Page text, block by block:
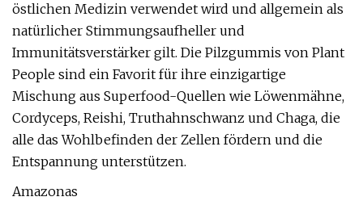
östlichen Medizin verwendet wird und allgemein als
natürlicher Stimmungsaufheller und
Immunitätsverstärker gilt. Die Pilzgummis von Plant
People sind ein Favorit für ihre einzigartige
Mischung aus Superfood-Quellen wie Löwenmähne,
Cordyceps, Reishi, Truthahnschwanz und Chaga, die
alle das Wohlbefinden der Zellen fördern und die
Entspannung unterstützen.
Amazonas